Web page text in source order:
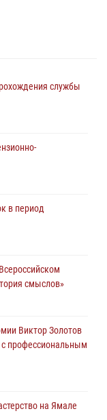
службы
в период
смыслов»
Виктор Золотов
профессиональным
на Ямале